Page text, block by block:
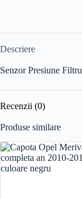
Descriere
Senzor Presiune
Recenzii (0)
Produse similare